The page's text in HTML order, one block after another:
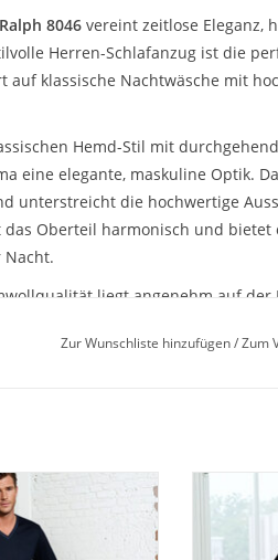
8046vereint zeitlose Eleganz,
Herren-Schlafanzug ist die
auf klassische Nachtwäsche mit
Hemd-Stil mit
eine elegante, maskuline Optik.
unterstreicht die hochwertige
Oberteil harmonisch und
liegt angenehm auf
Langlebigkeit, Formstabilität
Zur Wunschliste hinzufügen/Zum
65 von Novila. Ein
mit Stil. 100%
Zweiteiler mit
gemusterter Hose,
Novila
Hose.
höchsten